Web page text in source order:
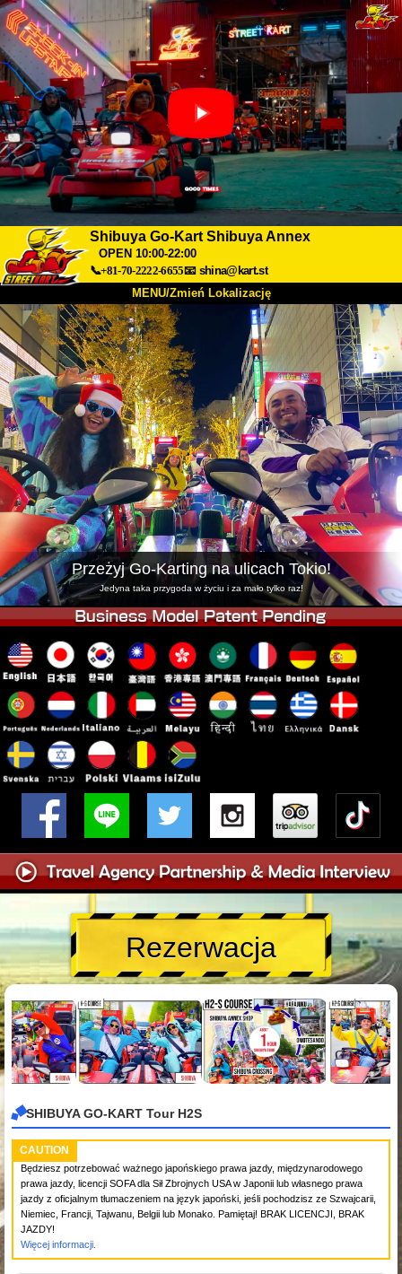
Shibuya Go-Kart Shibuya Annex
OPEN 10:00-22:00
📞+81-70-2222-6655📧 shina@kart.st
MENU/Zmień Lokalizację
O nas Specyfikacja Cena
Dojazd Opinie FAQ
Firma Rezerwacja
Zmień Lokalizację
Tokyo Shinagawa Tokyo Akihabara#1
Tokyo Akihabara#2 Tokyo Shibuya
Tokyo Shibuya Annex Tokyo Bay
Tokyo Asakusa Osaka
Okinawa
Przeżyj Go-Karting na ulicach Tokio!
Jedyna taka przygoda w życiu i za mało tylko raz!
Rezerwacja
SHIBUYA GO-KART Tour H2S
CAUTION
Będziesz potrzebować ważnego japońskiego prawa jazdy, międzynarodowego
prawa jazdy, licencji SOFA dla Sił Zbrojnych USA w Japonii lub własnego prawa
jazdy z oficjalnym tłumaczeniem na język japoński, jeśli pochodzisz ze Szwajcarii,
Niemiec, Francji, Tajwanu, Belgii lub Monako. Pamiętaj! BRAK LICENCJI, BRAK
JAZDY!
Więcej informacji.